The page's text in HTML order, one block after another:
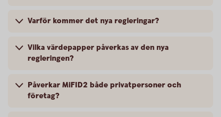
Varför kommer det nya regleringar?
Vilka värdepapper påverkas av den nya
regleringen?
Påverkar MiFID2 både privatpersoner och
företag?